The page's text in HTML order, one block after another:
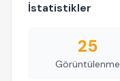
İstatistikler
25
Görüntülenme